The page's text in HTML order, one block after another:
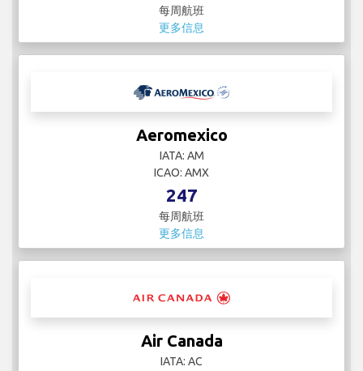
每周航班
更多信息
Aeromexico
IATA: AM
ICAO: AMX
247
每周航班
更多信息
Air Canada
IATA: AC